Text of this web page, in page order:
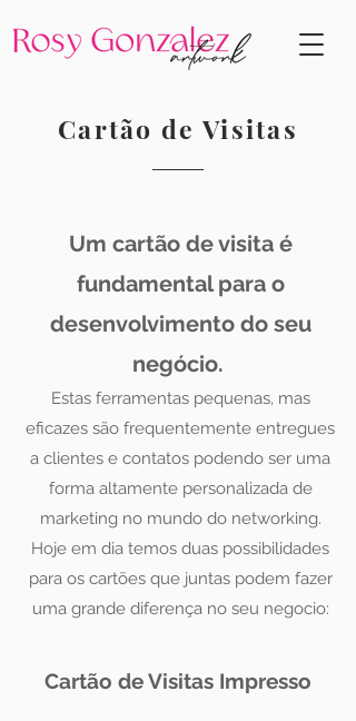
Cartão de Visitas
Um cartão de visita é
fundamental para o
desenvolvimento do seu
negócio.
Estas ferramentas pequenas, mas
eficazes são frequentemente entregues
a clientes e contatos podendo ser uma
forma altamente personalizada de
marketing no mundo do networking.
Hoje em dia temos duas possibilidades
para os cartões que juntas podem fazer
uma grande diferença no seu negocio:
Cartão de Visitas Impresso